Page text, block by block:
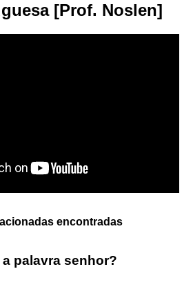
[Prof. Noslen]
encontradas
palavra senhor?